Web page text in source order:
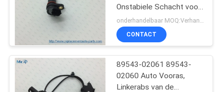
Onstabiele Schacht voor
OPEL 9118368 6238109
CONTACT
89543-02061 89543-
02060 Auto Vooras,
Linkerabs van de